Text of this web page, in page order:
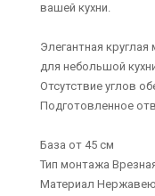
вашей кухни.
Элегантная
для небольшой
Отсутствие углов
Подготовленное
База от 45 см
Тип монтажа
Материал